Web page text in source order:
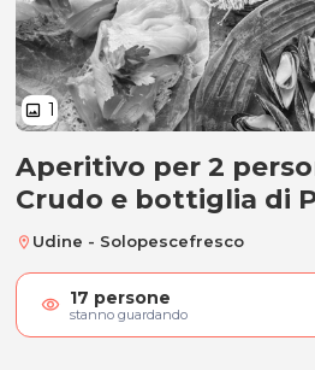
image 1
Aperitivo per 2
Aperitivo per 2
Crudo e bottiglia di
location_on Udine - Solopescefresco
visibility 17 persone
stanno guardando